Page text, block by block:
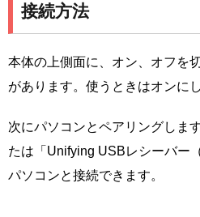
接続方法
本体の上側面に、オン、オフを
があります。使うときはオンにし
次にパソコンとペアリングしま
たは「Unifying USBレシーバー
パソコンと接続できます。